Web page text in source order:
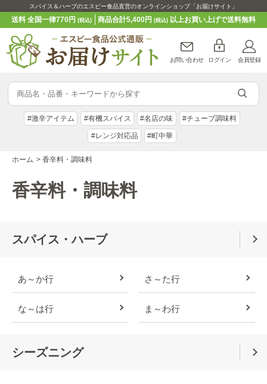
スパイス＆ハーブのエスビー食品直営のオンラインショップ「お届けサイト」
送料 全国一律770円(税込) 商品合計5,400円 (税込)以上お買い上げで送料無料
お問い合わせ ログイン 会員登録
#激辛アイテム #有機スパイス #名店の味 #チューブ調味料
#レンジ対応品 #町中華
ホーム > 香辛料・調味料
香辛料・調味料
スパイス・ハーブ
あ～か行 さ～た行
な～は行 ま～わ行
シーズニング